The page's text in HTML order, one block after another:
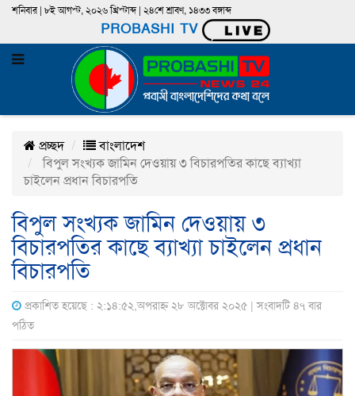
শনিবার | ৮ই আগস্ট, ২০২৬ খ্রিস্টাব্দ | ২৪শে শ্রাবণ, ১৪৩৩ বঙ্গাব্দ
PROBASHI TV
প্রচ্ছদ
বাংলাদেশ
বিপুল সংখ্যক জামিন দেওয়ায় ৩ বিচারপতির কাছে ব্যাখ্যা
চাইলেন প্রধান বিচারপতি
বিপুল সংখ্যক জামিন দেওয়ায় ৩
বিচারপতির কাছে ব্যাখ্যা চাইলেন প্রধান
বিচারপতি
প্রকাশিত হয়েছে : ২:১৪:৫২,অপরাহ্ন ২৮ অক্টোবর ২০২৫ | সংবাদটি ৪৭ বার
পঠিত